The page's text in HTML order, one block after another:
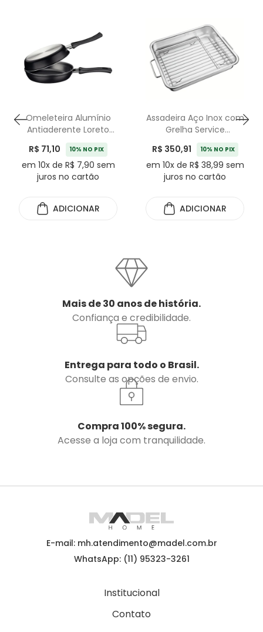
Omeleteira Alumínio
Antiaderente Loreto
Tramontina Grafite -
20cm
R$ 71,10 10% NO PIX
em 10x de R$ 7,90 sem
juros no cartão
ADICIONAR
Assadeira Aço Inox com
Grelha Service
Tramontina 39cm -
6,4L
R$ 350,91 10% NO PIX
em 10x de R$ 38,99 sem
juros no cartão
ADICIONAR
Mais de 30 anos de história.
Confiança e credibilidade.
Entrega para todo o Brasil.
Consulte as opções de envio.
Compra 100% segura.
Acesse a loja com tranquilidade.
E-mail: mh.atendimento@madel.com.br
WhatsApp: (11) 95323-3261
Institucional
Contato